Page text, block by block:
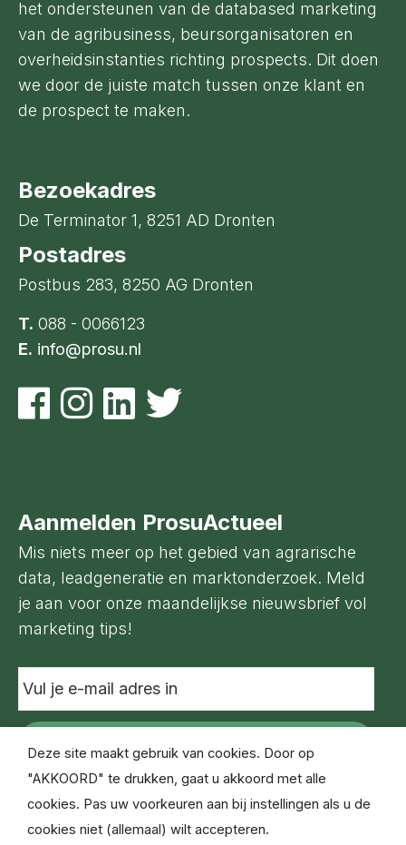
het ondersteunen van de databased marketing
van de agribusiness, beursorganisatoren en
overheidsinstanties richting prospects. Dit doen
we door de juiste match tussen onze klant en
de prospect te maken.
Bezoekadres
De Terminator 1, 8251 AD Dronten
Postadres
Postbus 283, 8250 AG Dronten
T. 088 - 0066123
E. info@prosu.nl
Aanmelden ProsuActueel
Mis niets meer op het gebied van agrarische
data, leadgeneratie en marktonderzoek. Meld
je aan voor onze maandelijkse nieuwsbrief vol
marketing tips!
Vul
je
e-
mail
adres
in
© Copyright Prosu Databased Marketing 2021
Deze site maakt gebruik van cookies. Door op
"AKKOORD" te drukken, gaat u akkoord met alle
cookies. Pas uw voorkeuren aan bij instellingen als u de
cookies niet (allemaal) wilt accepteren.